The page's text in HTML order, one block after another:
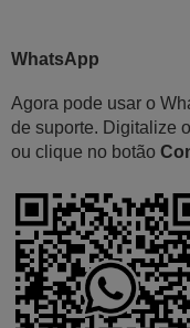
WhatsApp
Agora pode usar o
de suporte. Digitalize
ou clique no botão